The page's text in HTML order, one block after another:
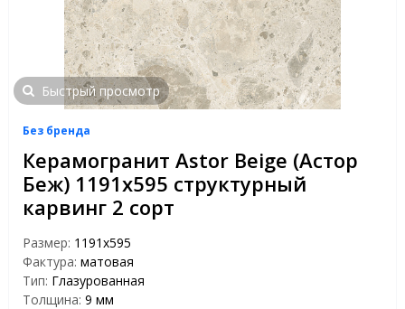
Быстрый просмотр
Без бренда
Керамогранит Astor Beige (Астор
Беж) 1191х595 структурный
карвинг 2 сорт
Размер: 1191x595
Фактура: матовая
Тип: Глазурованная
Толщина: 9 мм